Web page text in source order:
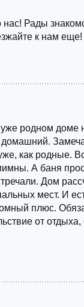
Рады
к нам еще!
родном доме
как родные.
А баня
Дом
мест. И
плюс.
от отдыха,